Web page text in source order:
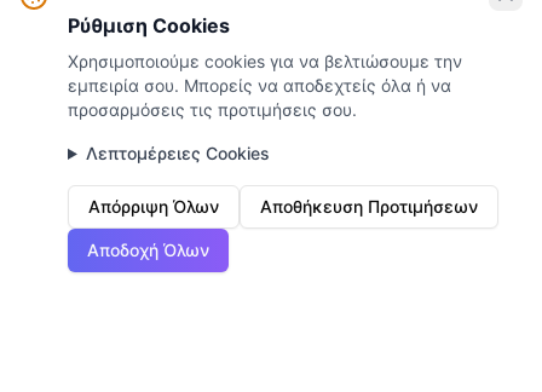
+30 211 250 0000
Αναζήτηση
Ρύθμιση Cookies
Χρησιμοποιούμε cookies για να βελτιώσουμε την
εμπειρία σου. Μπορείς να αποδεχτείς όλα ή να
προσαρμόσεις τις προτιμήσεις σου.
Λεπτομέρειες Cookies
Απόρριψη Όλων Αποθήκευση Προτιμήσεων
Αποδοχή Όλων